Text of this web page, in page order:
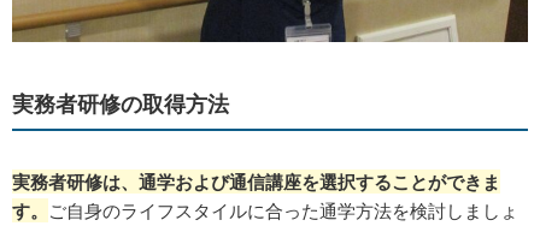
実務者研修の取得方法
実務者研修は、通学および通信講座を選択することができま
す。 ご自身のライフスタイルに合った通学方法を検討しましょ